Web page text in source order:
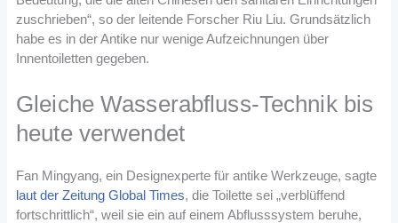
zuschrieben“, so der leitende Forscher Riu Liu. Grundsätzlich
habe es in der Antike nur wenige Aufzeichnungen über
Innentoiletten gegeben.
Gleiche Wasserabfluss-Technik bis
heute verwendet
Fan Mingyang, ein Designexperte für antike Werkzeuge, sagte
laut der Zeitung Global Times, die Toilette sei „verblüffend
fortschrittlich“, weil sie ein auf einem Abflusssystem beruhe,